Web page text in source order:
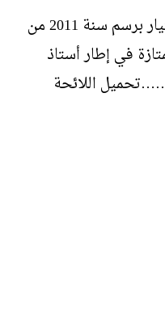
المستفيدون من الترقي بالاختيار برسم سنة 2011 من
في إطار أستاذ
اللائحة